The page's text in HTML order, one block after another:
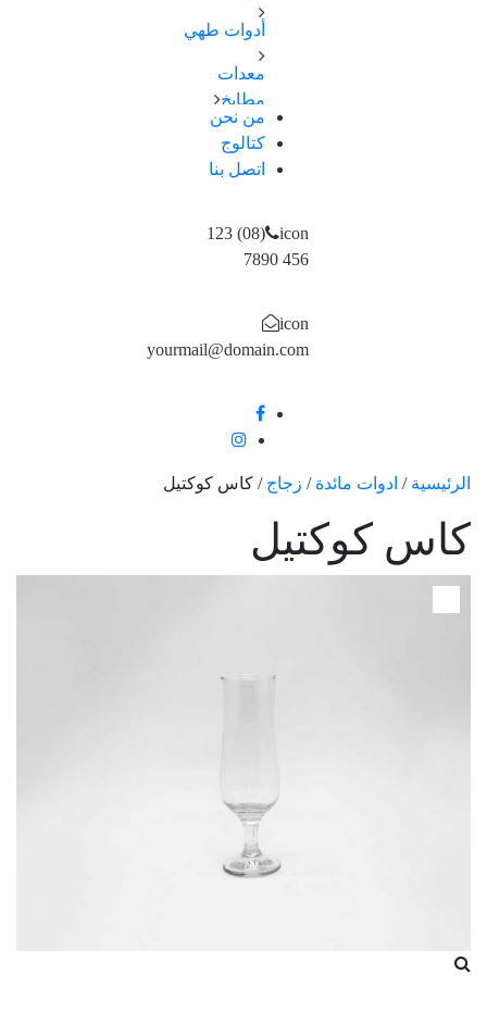
اطباق
سكاكین-
شوك
–
ملاعق
–
أدوات طهي
اواني
طهي
/
معدات
مطابخ
اجهزة
كهربائية
اجهزة
احواض
ارفف
تخزين
من نحن
كتالوج
اتصل بنا
icon
(08) 123
456 7890
icon
yourmail@domain.com
الرئيسية / ادوات مائدة / زجاج /كاس كوكتيل
كاس كوكتيل